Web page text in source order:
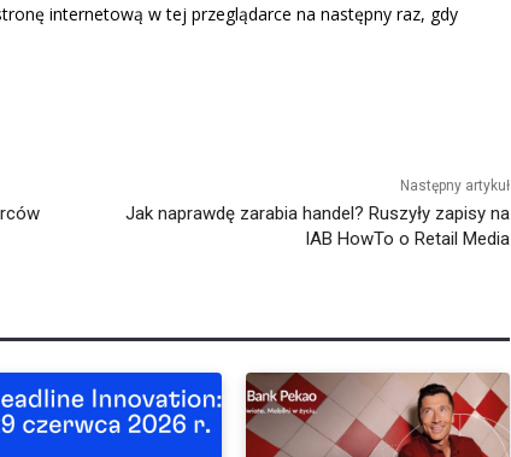
internetową w tej przeglądarce na następny raz, gdy
Następny artykuł
Jak naprawdę zarabia handel? Ruszyły zapisy na
IAB HowTo o Retail Media